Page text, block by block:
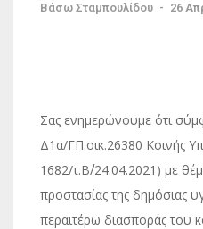
Βάσω Σταμπουλίδου - 26
Σας ενημερώνουμε ότι
Δ1α/ΓΠ.οικ.26380 Κοινής
1682/τ.Β΄/24.04.2021) με
προστασίας της δημόσιας
περαιτέρω διασποράς του